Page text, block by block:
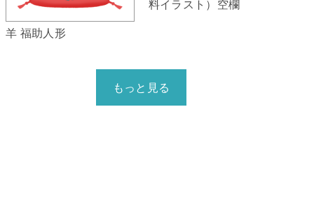
羊 福助人形
料イラスト）空欄
もっと見る